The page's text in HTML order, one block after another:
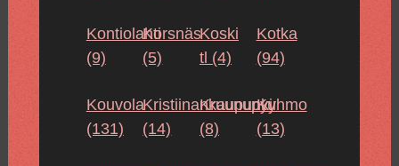
Kontiolahti
(9)
Korsnäs
(5)
Koski
tl (4)
Kotka
(94)
Kouvola
(131)
Kristiinankaupunki
(14)
Kruunupyy
(8)
Kuhmo
(13)